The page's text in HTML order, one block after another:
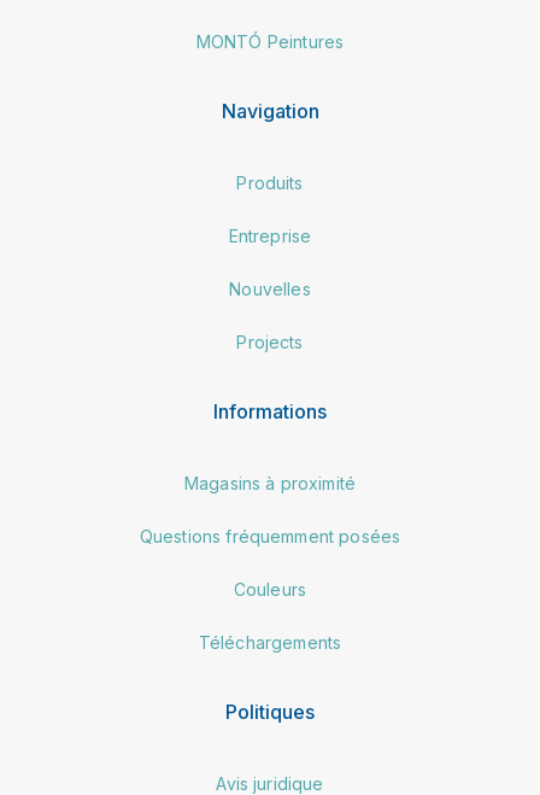
MONTÓ Peintures
Navigation
Produits
Entreprise
Nouvelles
Projects
Informations
Magasins à proximité
Questions fréquemment posées
Couleurs
Téléchargements
Politiques
Avis juridique